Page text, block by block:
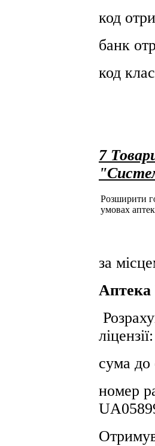
код
банк
код
7
Розширити
умовах
за
ліцензії:
сума до
номер